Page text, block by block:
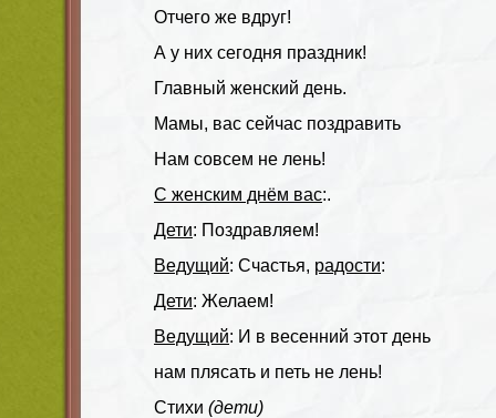
Отчего же вдруг!
А у них сегодня праздник!
Главный женский день.
Мамы, вас сейчас поздравить
Нам совсем не лень!
С женским днём вас:.
Дети: Поздравляем!
Ведущий: Счастья, радости:
Дети: Желаем!
Ведущий: И в весенний этот день
нам плясать и петь не лень!
Стихи (дети)